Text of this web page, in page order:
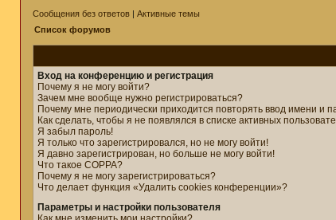
Сообщения без ответов | Активные темы
Список форумов
Вход на конференцию и регистрация
Почему я не могу войти?
Зачем мне вообще нужно регистрироваться?
Почему мне периодически приходится повторять ввод имени и
Как сделать, чтобы я не появлялся в списке активных
Я забыл пароль!
Я только что зарегистрировался, но не могу войти!
Я давно зарегистрирован, но больше не могу войти!
Что такое COPPA?
Почему я не могу зарегистрироваться?
Что делает функция «Удалить cookies конференции»?
Параметры и настройки пользователя